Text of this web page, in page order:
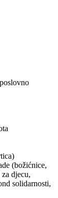
(božićnice,
djecu,
solidarnosti,